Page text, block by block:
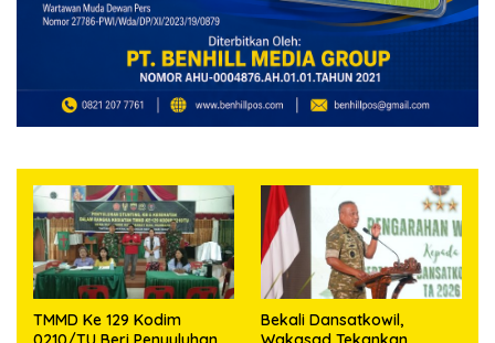
TMMD Ke 129 Kodim
Bekali Dansatkowil,